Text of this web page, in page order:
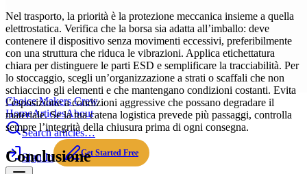
Choice Makers Crew
HomeArticlesAbout
Search articles…
Sign In Get Started Free
Nel trasporto, la priorità è la protezione meccanica insieme a quella
elettrostatica. Verifica che la borsa sia adatta all’imballo: deve
contenere il dispositivo senza movimenti eccessivi, preferibilmente
con una struttura che riduca le vibrazioni. Applica etichettatura
chiara per distinguere le parti ESD e semplificare la tracciabilità. Per
lo stoccaggio, scegli un’organizzazione a strati o scaffali che non
schiaccino gli elementi e che mantengano condizioni costanti. Evita
l’esposizione a condizioni aggressive che possano degradare il
materiale. Se la tua catena logistica prevede più passaggi, controlla
sempre l’integrità della chiusura prima di ogni consegna.
Conclusione